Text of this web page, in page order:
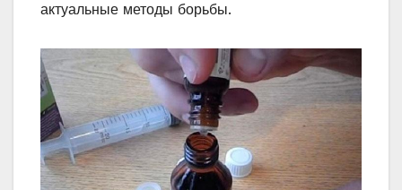
актуальные методы борьбы.